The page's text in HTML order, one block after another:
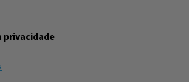
privacidade